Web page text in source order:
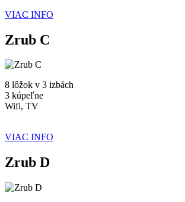
VIAC INFO
Zrub C
8 lôžok v 3 izbách
3 kúpeľne
Wifi, TV
VIAC INFO
Zrub D